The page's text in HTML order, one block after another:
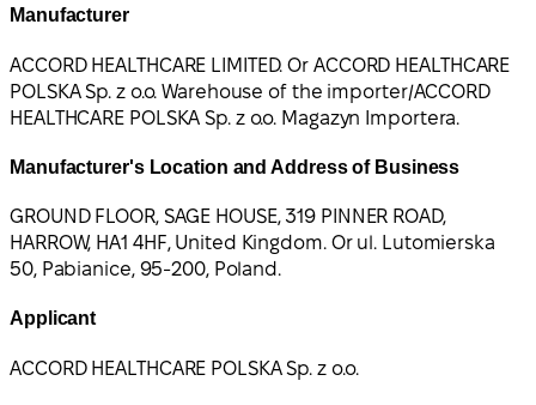
Manufacturer
ACCORD HEALTHCARE LIMITED. Or ACCORD HEALTHCARE
POLSKA Sp. z o.o. Warehouse of the importer/ACCORD
HEALTHCARE POLSKA Sp. z o.o. Magazyn Importera.
Manufacturer's Location and Address of Business
GROUND FLOOR, SAGE HOUSE, 319 PINNER ROAD,
HARROW, HA1 4HF, United Kingdom. Or ul. Lutomierska
50, Pabianice, 95-200, Poland.
Applicant
ACCORD HEALTHCARE POLSKA Sp. z o.o.